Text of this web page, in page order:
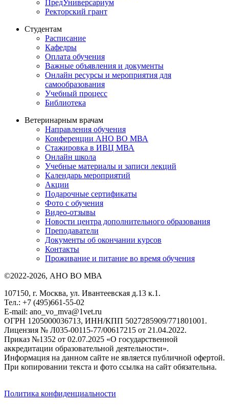
ПредУниверсариум
Ректорский грант
Студентам
Расписание
Кафедры
Оплата обучения
Важные объявления и документы
Онлайн ресурсы и мероприятия для
самообразования
Учебный процесс
Библиотека
Ветеринарным врачам
Направления обучения
Конференции АНО ВО МВА
Стажировка в ИВЦ МВА
Онлайн школа
Учебные материалы и записи лекций
Календарь мероприятий
Акции
Подарочные сертификаты
Фото с обучения
Видео-отзывы
Новости центра дополнительного образования
Преподаватели
Документы об окончании курсов
Контакты
Проживание и питание во время обучения
©2022-2026, АНО ВО МВА
107150, г. Москва, ул. Ивантеевская д.13 к.1.
Тел.: +7 (495)661-55-02
E-mail: ano_vo_mva@1vet.ru
ОГРН 1205000036713, ИНН/КПП 5027285909/771801001.
Лицензия № Л035-00115-77/00617215 от 21.04.2022.
Приказ №1352 от 02.07.2025 «О государственной
аккредитации образовательной деятельности».
Информация на данном сайте не является публичной офертой.
При копировании текста и фото ссылка на сайт обязательна.
Политика конфиденциальности